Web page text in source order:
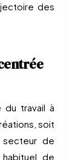
des
du travail à
soit
de
de